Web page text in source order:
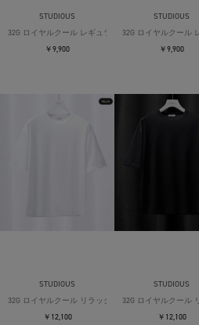
STUDIOUS
32G ロイヤルクール レギュラーTシャツ
￥9,900
STUDIOUS
32G ロイヤルクール
￥9,900
STUDIOUS
32G ロイヤルクール リラックスTシャツ
￥12,100
STUDIOUS
32G ロイヤルクール
￥12,100